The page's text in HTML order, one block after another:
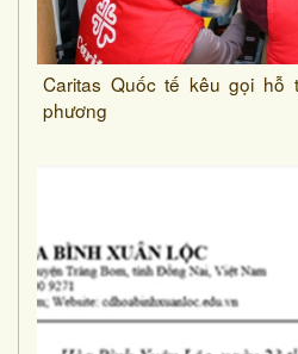
Caritas Quốc tế kêu gọi hỗ
phương